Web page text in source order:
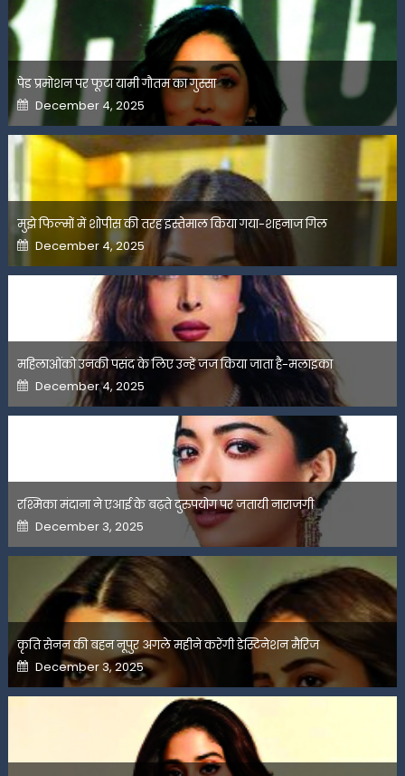
पेड प्रमोशन पर फूटा यामी गौतम का गुस्सा
Posted
on
December 4, 2025
मुझे फिल्मों में शोपीस की तरह इस्तेमाल किया गया-शहनाज गिल
Posted
on
December 4, 2025
महिलाओंको उनकी पसंद के लिए उन्हें जज किया जाता है-मलाइका
Posted
on
December 4, 2025
रश्मिका मंदाना ने एआई के बढ़ते दुरुपयोग पर जतायी नाराजगी
Posted
on
December 3, 2025
कृति सेनन की बहन नूपुर अगले महीने करेंगी डेस्टिनेशन मैरिज
Posted
on
December 3, 2025